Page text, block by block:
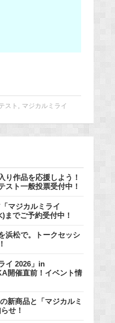
スト , マジカルミライ
り作品を応援しよう！
スト一般投票受付中！
マジカルミライ
までご予約受付中！
浜松で。トークセッシ
イ 2026」in
開催直前！イベント情
新商品と「マジカルミ
せ！